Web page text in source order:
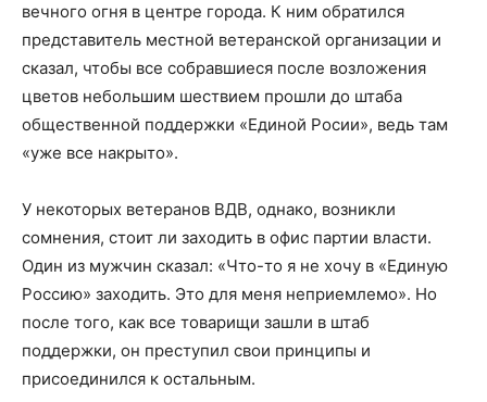
вечного огня в центре города. К ним обратился
представитель местной ветеранской организации и
сказал, чтобы все собравшиеся после возложения
цветов небольшим шествием прошли до штаба
общественной поддержки «Единой Росии», ведь там
«уже все накрыто».
У некоторых ветеранов ВДВ, однако, возникли
сомнения, стоит ли заходить в офис партии власти.
Один из мужчин сказал: «Что-то я не хочу в «Единую
Россию» заходить. Это для меня неприемлемо». Но
после того, как все товарищи зашли в штаб
поддержки, он преступил свои принципы и
присоединился к остальным.